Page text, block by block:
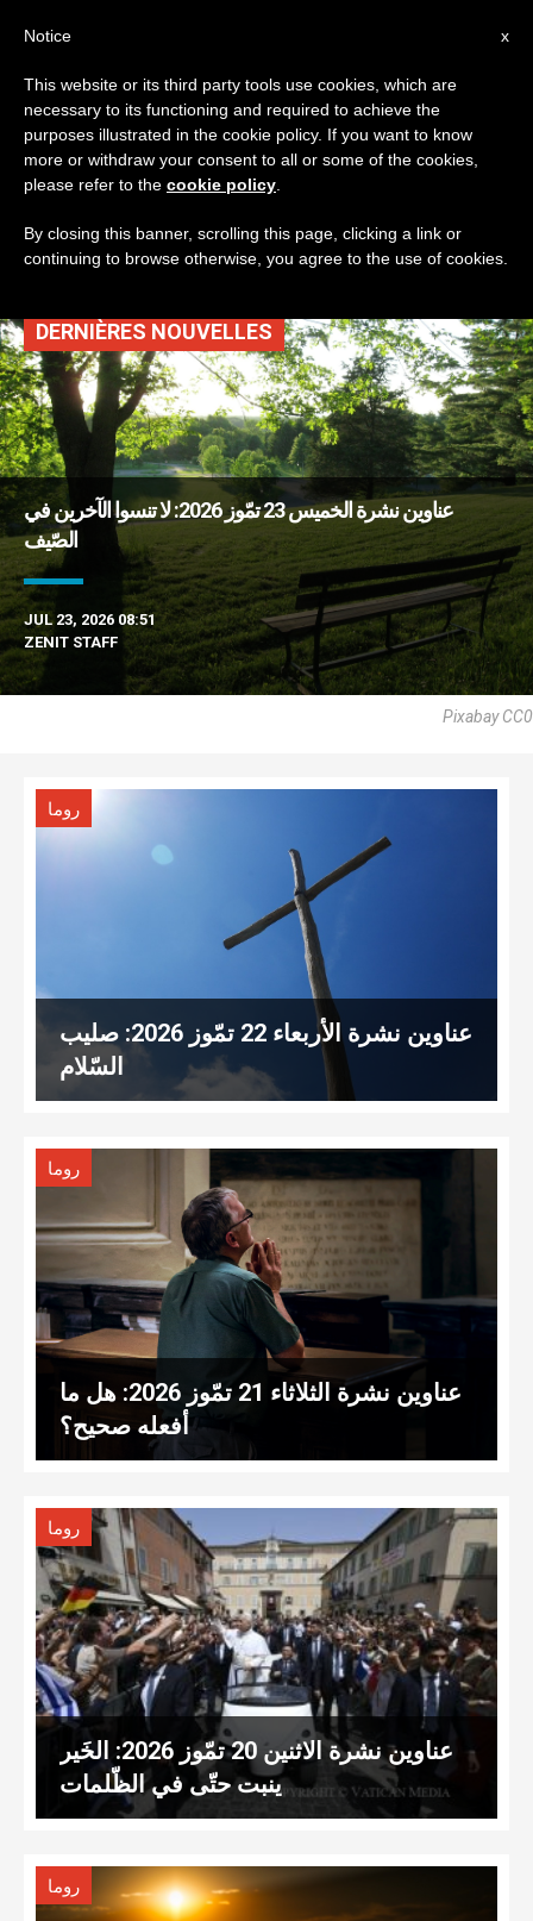
CATEGORY
Archive For The ‘روما’
Category
DERNIÈRES NOUVELLES
عناوين نشرة الخميس 23 تمّوز 2026: لا تنسوا الآخرين في
الصّيف
JUL 23, 2026 08:51
ZENIT STAFF
Pixabay CC0
روما
عناوين نشرة الأربعاء 22 تمّوز 2026: صليب
السّلام
روما
عناوين نشرة الثلاثاء 21 تمّوز 2026: هل ما
أفعله صحيح؟
روما
عناوين نشرة الاثنين 20 تمّوز 2026: الخَير
ينبت حتّى في الظّلمات
روما
x
Notice
This website or its third party tools use cookies, which are
necessary to its functioning and required to achieve the
purposes illustrated in the cookie policy. If you want to know
more or withdraw your consent to all or some of the cookies,
please refer to the cookie policy
By closing this banner, scrolling this page, clicking a link or
continuing to browse otherwise, you agree to the use of cookies.